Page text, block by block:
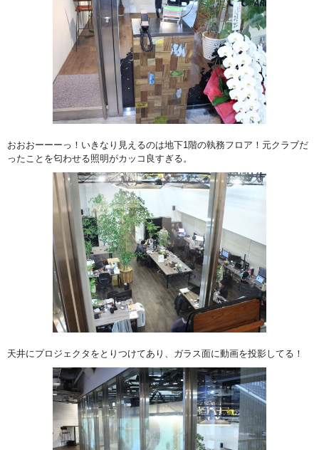
おおおーーーっ！いきなり見えるのは地下1階の執務フロア！元クラブだ
ったことを匂わせる照明がカッコ良すぎる。
天井にプロジェクタをとりつけてあり、ガラス面に動画を投影してる！